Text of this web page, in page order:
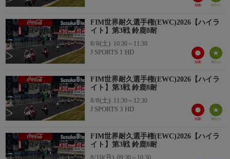
FIM世界耐久選手権(EWC)2026【ハイラ
イト】第3戦 鈴鹿8耐
8/8(土) 10:30～11:30
J SPORTS 1 HD
FIM世界耐久選手権(EWC)2026【ハイラ
イト】第3戦 鈴鹿8耐
8/8(土) 11:30～12:30
J SPORTS 3 HD
FIM世界耐久選手権(EWC)2026【ハイラ
イト】第3戦 鈴鹿8耐
8/10(月)